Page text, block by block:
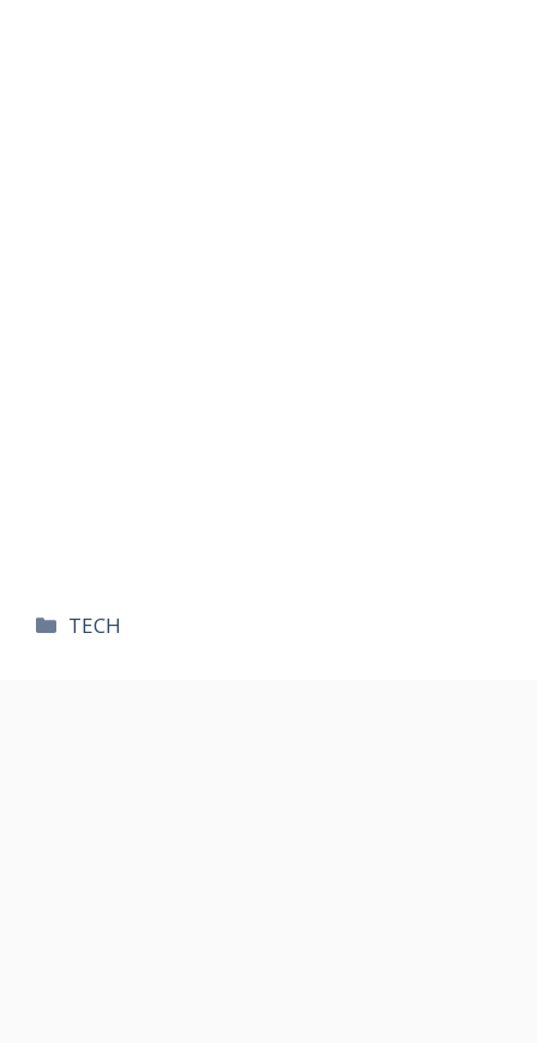
카
TECH